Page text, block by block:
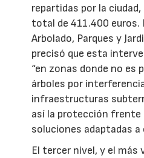
repartidas por la
total de 411.400 euros.
Arbolado, Parques y
precisó que esta
“en zonas donde no es
árboles por
infraestructuras
así la protección frente
soluciones adaptadas a
El tercer nivel, y el más